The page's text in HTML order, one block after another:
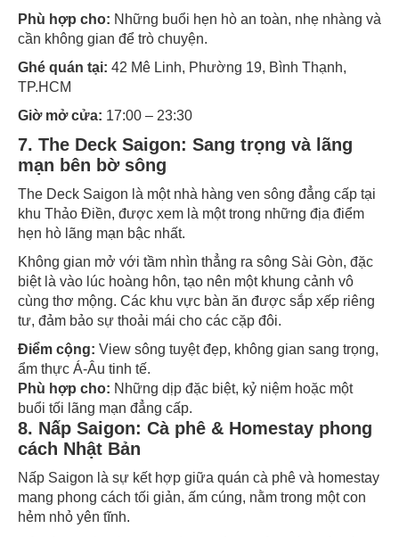
Phù hợp cho: Những buổi hẹn hò an toàn, nhẹ nhàng và
cần không gian để trò chuyện.
Ghé quán tại: 42 Mê Linh, Phường 19, Bình Thạnh,
TP.HCM
Giờ mở cửa: 17:00 – 23:30
7. The Deck Saigon: Sang trọng và lãng
mạn bên bờ sông
The Deck Saigon là một nhà hàng ven sông đẳng cấp tại
khu Thảo Điền, được xem là một trong những địa điểm
hẹn hò lãng mạn bậc nhất.
Không gian mở với tầm nhìn thẳng ra sông Sài Gòn, đặc
biệt là vào lúc hoàng hôn, tạo nên một khung cảnh vô
cùng thơ mộng. Các khu vực bàn ăn được sắp xếp riêng
tư, đảm bảo sự thoải mái cho các cặp đôi.
Điểm cộng: View sông tuyệt đẹp, không gian sang trọng,
ẩm thực Á-Âu tinh tế.
Phù hợp cho: Những dịp đặc biệt, kỷ niệm hoặc một
buổi tối lãng mạn đẳng cấp.
8. Nấp Saigon: Cà phê & Homestay phong
cách Nhật Bản
Nấp Saigon là sự kết hợp giữa quán cà phê và homestay
mang phong cách tối giản, ấm cúng, nằm trong một con
hẻm nhỏ yên tĩnh.